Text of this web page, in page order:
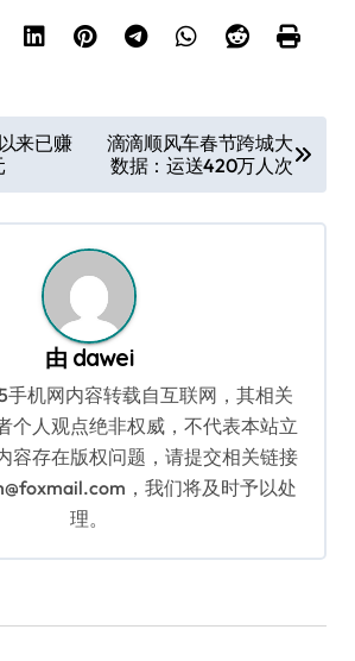
来已赚
滴滴顺风车春节跨城大
数据：运送420万人次
由 dawei
手机网内容转载自互联网，其相关
个人观点绝非权威，不代表本站立
容存在版权问题，请提交相关链接
，我们将及时予以处
理。